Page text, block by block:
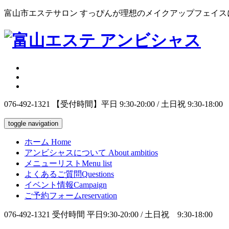
富山市エステサロン すっぴんが理想のメイクアップフェイス
076-492-1321 【受付時間】平日 9:30-20:00 / 土日祝 9:30-18:00
toggle navigation
ホーム Home
アンビシャスについて About ambitios
メニューリスト Menu list
よくあるご質問Questions
イベント情報Campaign
ご予約フォームreservation
076-492-1321 受付時間 平日9:30-20:00 / 土日祝 9:30-18:00